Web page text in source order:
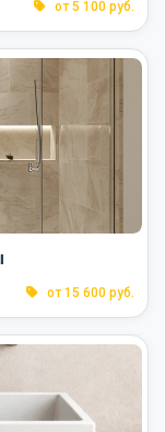
от 5 100 руб.
от 15 600 руб.